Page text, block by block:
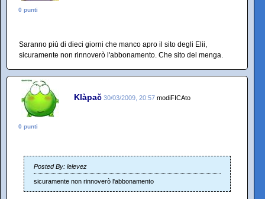
0 punti
Saranno più di dieci giorni che manco apro il sito degli Elii,
sicuramente non rinnoverò l'abbonamento. Che sito del menga.
Klàpač 30/03/2009, 20:57 modiFICAto
0 punti
Posted By: lelevez
sicuramente non rinnoverò l'abbonamento